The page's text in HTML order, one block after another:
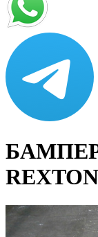
БАМПЕР